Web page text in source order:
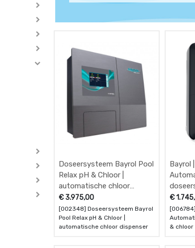
Doseersysteem Bayrol Pool
Relax pH & Chloor |
automatische chloor
dispenser
€ 3.975,00
[002348] Doseersysteem Bayrol
Pool Relax pH & Chloor |
automatische chloor dispenser
Bayrol
|€
& chloor